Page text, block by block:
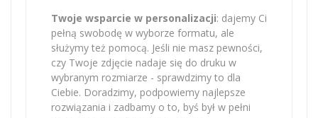
Twoje wsparcie w personalizacji: dajemy Ci
pełną swobodę w wyborze formatu, ale
służymy też pomocą. Jeśli nie masz pewności,
czy Twoje zdjęcie nadaje się do druku w
wybranym rozmiarze - sprawdzimy to dla
Ciebie. Doradzimy, podpowiemy najlepsze
rozwiązania i zadbamy o to, byś był w pełni